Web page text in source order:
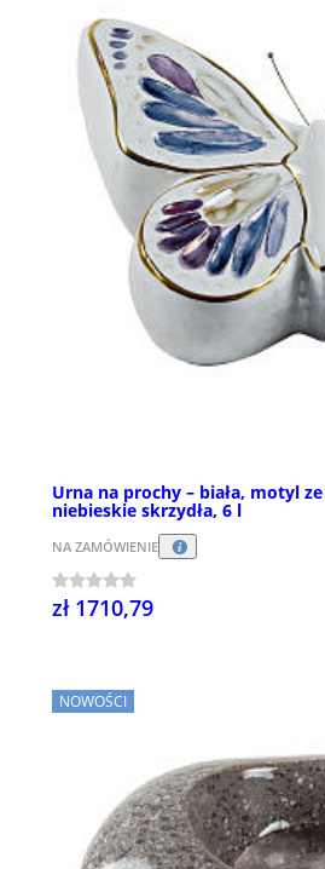
Urna na prochy – biała, motyl
niebieskie skrzydła, 6 l
NA ZAMÓWIENIE
zł 1710,79
NOWOŚCI